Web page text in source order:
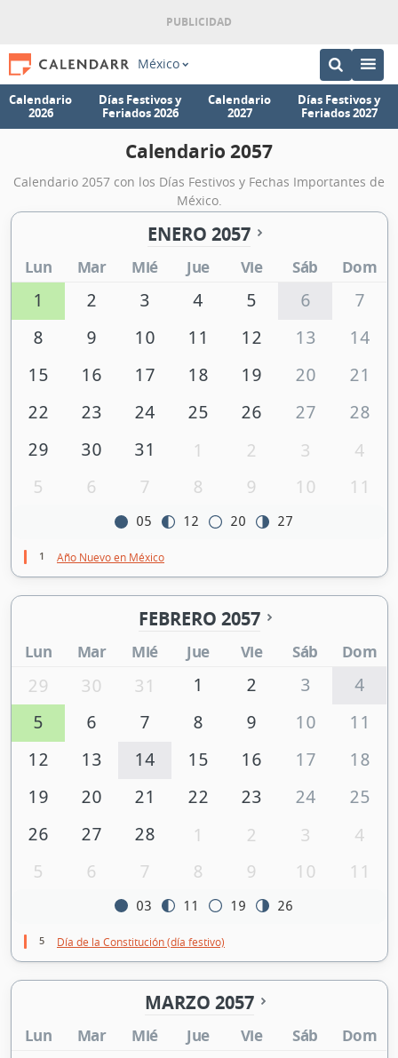
México
Calendario
2026
Días Festivos y
Feriados 2026
Calendario
2027
Días Festivos y
Feriados 2027
Calendario 2057
Calendario 2057 con los Días Festivos y Fechas Importantes de
México.
ENERO 2057
Lun Mar Mié Jue Vie Sáb Dom
1 2 3 4 5 6
7
8
9 10 11 12 13
14
15
16 17 18 19 20
21
22
23 24 25 26 27
28
29
30 31 1 2 3
4
5
6 7 8 9 10 11
05 12 20 27
1 Año Nuevo en México
FEBRERO 2057
Lun Mar Mié Jue Vie Sáb Dom
29 30 31 1 2 3
4
5
6 7 8 9 10
11
12
13 14 15 16 17
18
19
20 21 22 23 24
25
26
27 28 1 2 3
4
5
6 7 8 9 10 11
03 11 19 26
5 Día de la Constitución (día festivo)
MARZO 2057
Lun Mar Mié Jue Vie Sáb Dom